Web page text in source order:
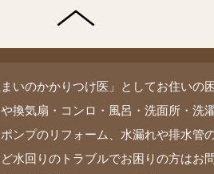
いのかかりつけ医」としてお住いの
換気扇・コンロ・風呂・洗面所・洗
ンプのリフォーム、水漏れや排水管
水回りのトラブルでお困りの方はお